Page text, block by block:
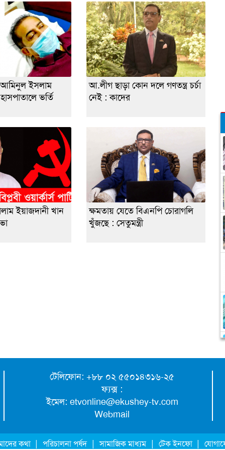
ইসলাম
ভর্তি
আ.লীগ ছাড়া কোন দলে গণতন্ত্র চর্চা
নেই : কাদের
ইয়াজদানী খান
ক্ষমতায় যেতে বিএনপি চোরাগলি
খুঁজছে : সেতুমন্ত্রী
টেলিফোন: +৮৮ ০২ ৫৫০১৪৩১৬-২৫
ফ্যক্স :
ইমেল: etvonline@ekushey-tv.com
Webmail
কথা | পরিচালনা পর্ষদ | সামাজিক মাধ্যম | টেক ইনফো |